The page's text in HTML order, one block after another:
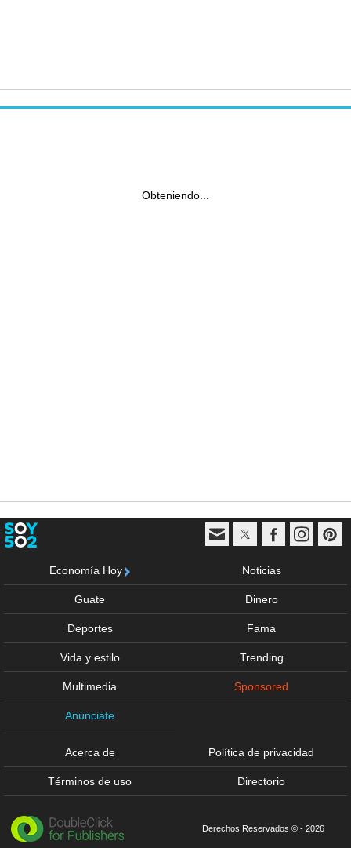
Obteniendo...
Economía Hoy Noticias
Guate Dinero
Deportes Fama
Vida y estilo Trending
Multimedia Sponsored
Anúnciate
Acerca de Política de privacidad
Términos de uso Directorio
Derechos Reservados © - 2026